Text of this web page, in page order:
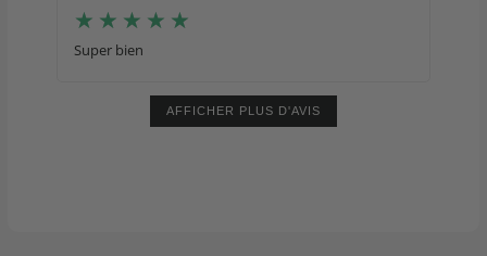
Super bien
AFFICHER PLUS D'AVIS